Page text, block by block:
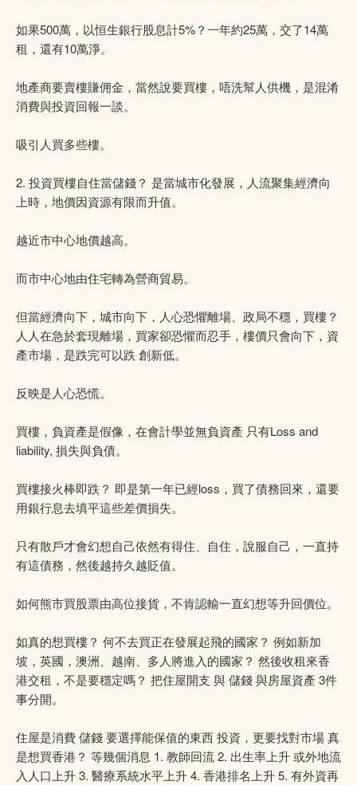
如果500萬，以恒生銀行股息計5%？一年約25萬，交了14萬
租，還有10萬淨。
地產商要賣樓賺佣金，當然說要買樓，唔洗幫人供機，是混淆
消費與投資回報一談。
吸引人買多些樓。
2. 投資買樓自住當儲錢？ 是當城市化發展，人流聚集經濟向
上時，地價因資源有限而升值。
越近市中心地價越高。
而市中心地由住宅轉為營商貿易。
但當經濟向下，城市向下，人心恐懼離場、政局不穩，買樓？
人人在急於套現離場，買家卻恐懼而忍手，樓價只會向下，資
產市場，是跌完可以跌 創新低。
反映是人心恐慌。
買樓，負資產是假像，在會計學並無負資產 只有Loss and
liability, 損失與負債。
買樓接火棒即跌？ 即是第一年已經loss，買了債務回來，還要
用銀行息去填平這些差價損失。
只有散戶才會幻想自己依然有得住、自住，說服自己，一直持
有這債務，然後越持久越貶值。
如何熊市買股票由高位接貨，不肯認輸一直幻想等升回價位。
如真的想買樓？ 何不去買正在發展起飛的國家？ 例如新加
坡，英國，澳洲、越南、多人將進入的國家？ 然後收租來香
港交租，不是要穩定嗎？ 把住屋開支 與 儲錢 與房屋資產 3件
事分開。
住屋是消費 儲錢 要選擇能保值的東西 投資，更要找對市場 真
是想買香港？ 等幾個消息 1. 教師回流 2. 出生率上升 或外地流
入人口上升 3. 醫療系統水平上升 4. 香港排名上升 5. 有外資再